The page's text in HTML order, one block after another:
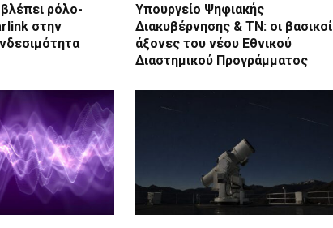
ρόλο-
στην
Υπουργείο Ψηφιακής
Διακυβέρνησης & ΤΝ: οι βασικοί
άξονες του νέου Εθνικού
Διαστημικού Προγράμματος